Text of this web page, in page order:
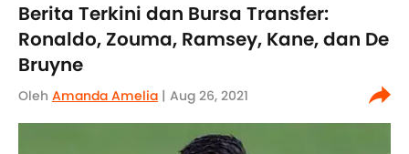
Berita Terkini dan Bursa Transfer:
Ronaldo, Zouma, Ramsey, Kane, dan De
Bruyne
Oleh Amanda Amelia | Aug 26, 2021